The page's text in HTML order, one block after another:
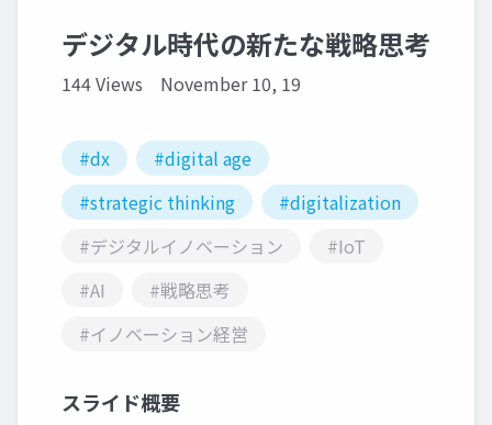
デジタル時代の新たな戦略思考
144 Views November 10, 19
#dx
#digital age
#strategic thinking
#digitalization
#デジタルイノベーション
#IoT
#AI
#戦略思考
#イノベーション経営
スライド概要